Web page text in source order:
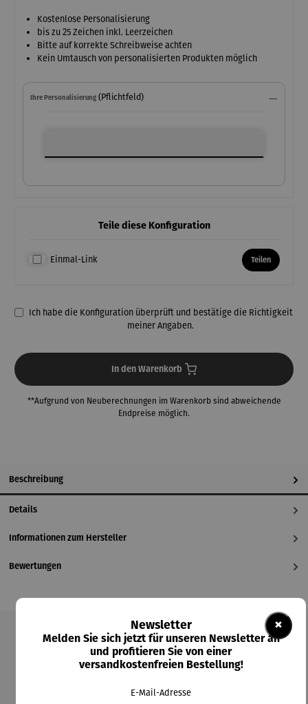
Kostenlose Personalisierung
bis zu 25 Zeichen inkl. Leerzeichen
Bitte auf korrekte Schreibweise achten
Kein Umtausch von personalisierten Produkten möglich
Ihre Personalisierung (Pflichtfeld)
Teile diese Konfiguration
Einmal-Link Teilen
Ich habe die Konfiguration überprüft und bestätige die Richtigkeit
meiner Angaben.
In den Warenkorb
**Aufgrund von Neuberechnungen im Warenkorb sind abweichende
Endpreise möglich.
Beschreibung
Details
Informationen zum Hersteller
Bewertungen
Produktgalerie überspringen
×
Newsletter
Melden Sie sich jetzt für unseren Newsletter an
und profitieren Sie von einer
versandkostenfreien Bestellung!
E-Mail-Adresse